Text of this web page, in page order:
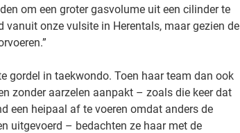
om een groter gasvolume uit een cilinder te
onze vulsite in Herentals, maar gezien de
gordel in taekwondo. Toen haar team dan ook
zonder aarzelen aanpakt – zoals die keer dat
een heipaal af te voeren omdat anders de
uitgevoerd – bedachten ze haar met de